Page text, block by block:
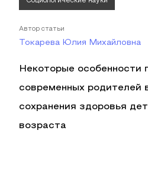
Автор статьи
Токарева Юлия Михайловна
Некоторые особенности
современных родителей
сохранения здоровья
возраста